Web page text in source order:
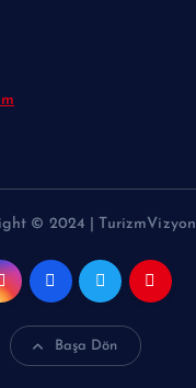
© 2024 | TurizmVizyon
Başa Dön